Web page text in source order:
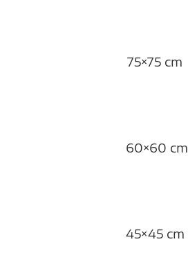
75×75 cm
60×60 cm
45×45 cm